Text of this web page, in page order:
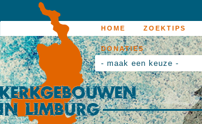
HOME ZOEKTIPS
DONATIES
- maak een keuze -